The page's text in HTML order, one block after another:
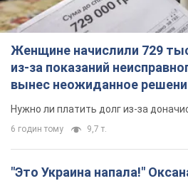
Женщине начислили 729
из-за показаний
вынес неожиданное
Нужно ли платить долг из-за
6 годин тому 9,7 т.
"Это Украина напала!"